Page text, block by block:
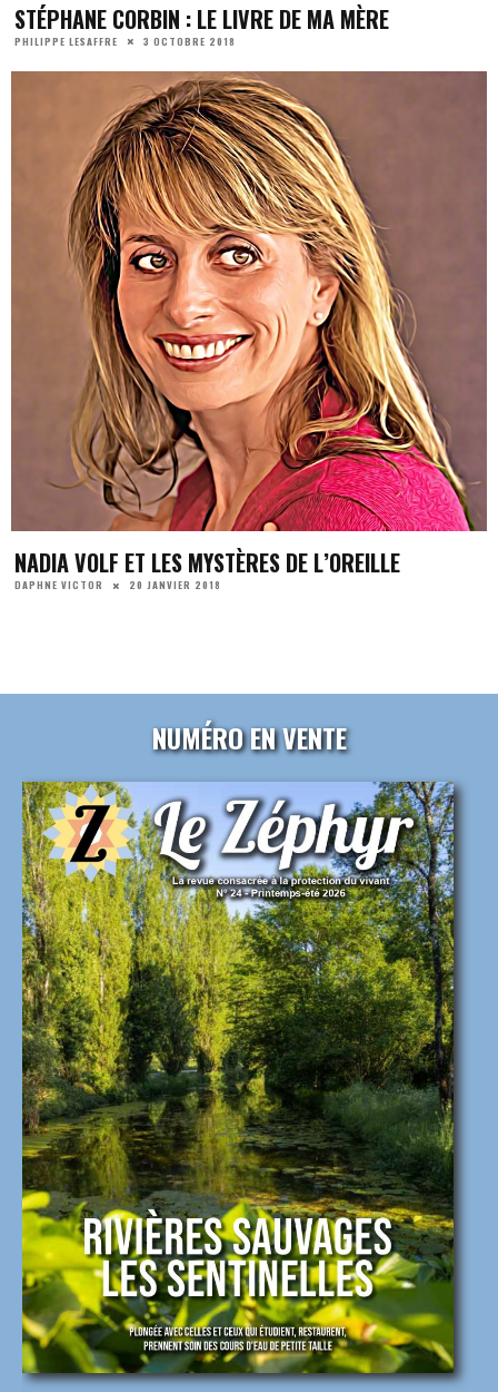
STÉPHANE CORBIN : LE LIVRE DE MA MÈRE
PHILIPPE LESAFFRE 3 OCTOBRE 2018
NADIA VOLF ET LES MYSTÈRES DE L’OREILLE
DAPHNE VICTOR 20 JANVIER 2018
NUMÉRO EN VENTE